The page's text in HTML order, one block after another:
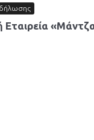
Εταιρεία